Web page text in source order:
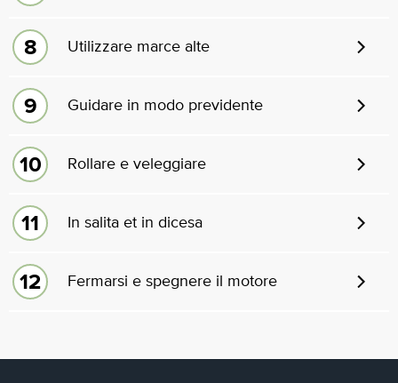
Utilizzare marce alte
Guidare in modo previdente
Rollare e veleggiare
In salita et in dicesa
Fermarsi e spegnere il motore